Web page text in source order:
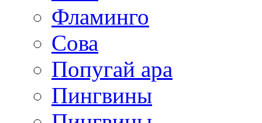
Фламинго
Сова
Попугай ара
Пингвины